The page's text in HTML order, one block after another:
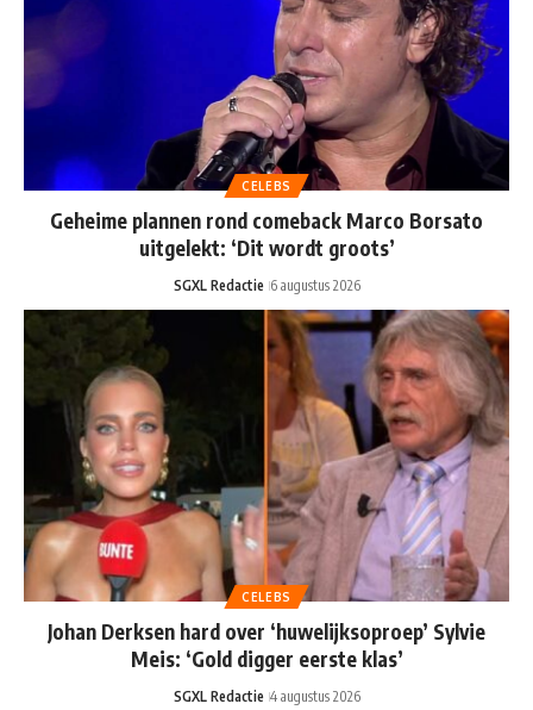
CELEBS
Geheime plannen rond comeback Marco Borsato
uitgelekt: ‘Dit wordt groots’
SGXL Redactie 6 augustus 2026
CELEBS
Johan Derksen hard over ‘huwelijksoproep’ Sylvie
Meis: ‘Gold digger eerste klas’
SGXL Redactie 4 augustus 2026